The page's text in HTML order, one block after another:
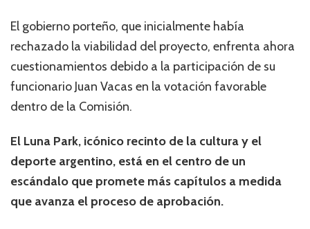
El gobierno porteño, que inicialmente había
rechazado la viabilidad del proyecto, enfrenta ahora
cuestionamientos debido a la participación de su
funcionario Juan Vacas en la votación favorable
dentro de la Comisión.
El Luna Park, icónico recinto de la cultura y el
deporte argentino, está en el centro de un
escándalo que promete más capítulos a medida
que avanza el proceso de aprobación.